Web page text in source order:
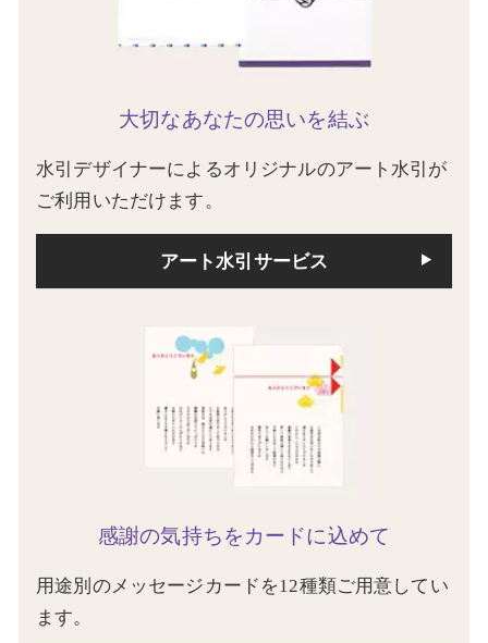
大切なあなたの思いを結ぶ
水引デザイナーによるオリジナルのアート水引が
ご利用いただけます。
アート水引サービス
感謝の気持ちをカードに込めて
用途別のメッセージカードを12種類ご用意してい
ます。